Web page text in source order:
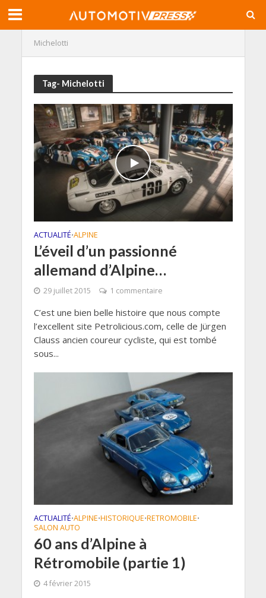
Michelotti
Tag- Michelotti
ACTUALITÉ•ALPINE
L’éveil d’un passionné
allemand d’Alpine…
29 juillet 2015 1 commentaire
C’est une bien belle histoire que nous compte
l’excellent site Petrolicious.com, celle de Jürgen
Clauss ancien coureur cycliste, qui est tombé
sous...
ACTUALITÉ•ALPINE•HISTORIQUE•RETROMOBILE•
SALON AUTO
60 ans d’Alpine à
Rétromobile (partie 1)
4 février 2015